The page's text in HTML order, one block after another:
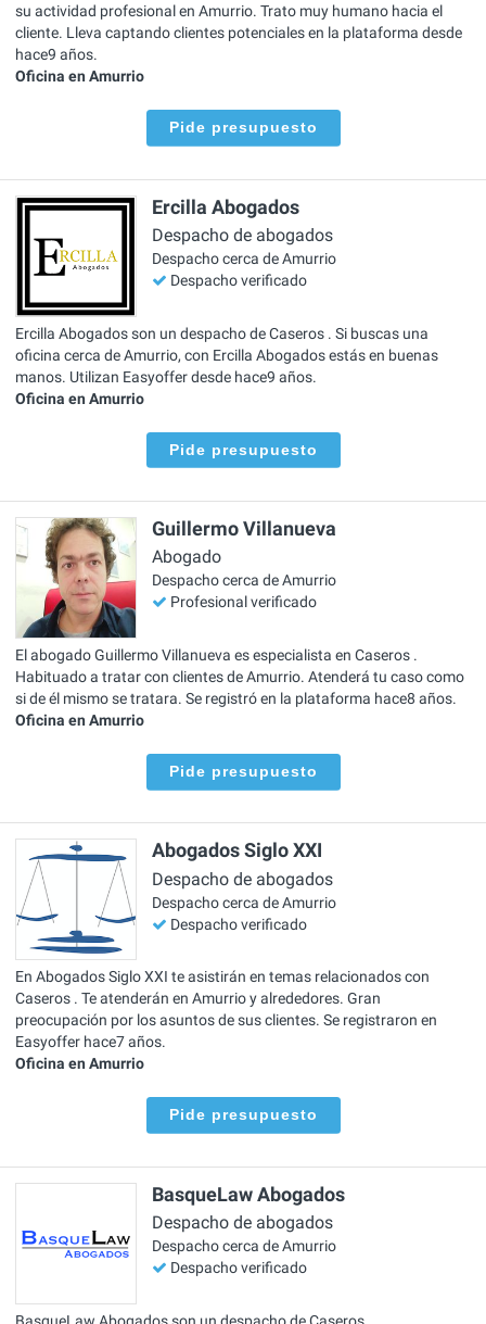
su actividad profesional en Amurrio. Trato muy humano hacia el
cliente. Lleva captando clientes potenciales en la plataforma desde
hace9 años.
Oficina en Amurrio
Pide presupuesto
Ercilla Abogados
Despacho de abogados
Despacho cerca de Amurrio
Despacho verificado
Ercilla Abogados son un despacho de Caseros . Si buscas una
oficina cerca de Amurrio, con Ercilla Abogados estás en buenas
manos. Utilizan Easyoffer desde hace9 años.
Oficina en Amurrio
Pide presupuesto
Guillermo Villanueva
Abogado
Despacho cerca de Amurrio
Profesional verificado
El abogado Guillermo Villanueva es especialista en Caseros .
Habituado a tratar con clientes de Amurrio. Atenderá tu caso como
si de él mismo se tratara. Se registró en la plataforma hace8 años.
Oficina en Amurrio
Pide presupuesto
Abogados Siglo XXI
Despacho de abogados
Despacho cerca de Amurrio
Despacho verificado
En Abogados Siglo XXI te asistirán en temas relacionados con
Caseros . Te atenderán en Amurrio y alrededores. Gran
preocupación por los asuntos de sus clientes. Se registraron en
Easyoffer hace7 años.
Oficina en Amurrio
Pide presupuesto
BasqueLaw Abogados
Despacho de abogados
Despacho cerca de Amurrio
Despacho verificado
BasqueLaw Abogados son un despacho de Caseros ,